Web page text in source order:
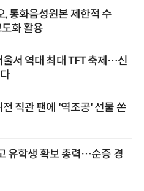
, 통화음성원본 제한적 수
화 활용
울서 역대 최대 TFT 축제…신
직관 팬에 '역조공' 선물 쏜
유학생 확보 총력…순증 경